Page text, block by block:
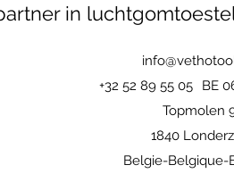
in
+32 52 89 55 05
BE
Topmolen
1840
Belgie-Belgique-